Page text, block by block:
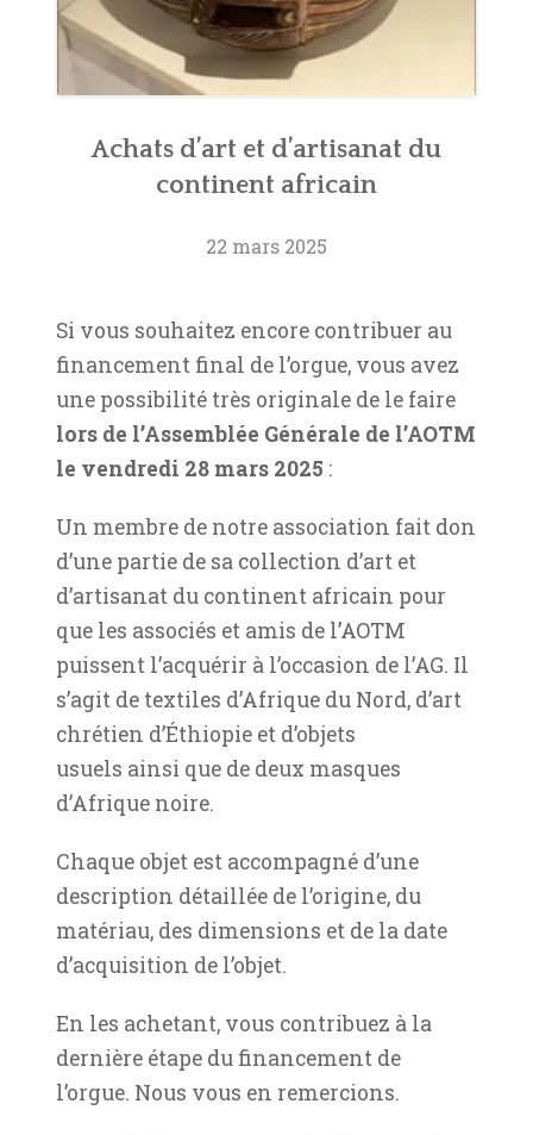
Achats d’art et d’artisanat du
continent africain
22 mars 2025
Si vous souhaitez encore contribuer au
financement final de l’orgue, vous avez
une possibilité très originale de le faire
lors de l’Assemblée Générale de l’AOTM
le vendredi 28 mars 2025 :
Un membre de notre association fait don
d’une partie de sa collection d’art et
d’artisanat du continent africain pour
que les associés et amis de l’AOTM
puissent l’acquérir à l’occasion de l’AG. Il
s’agit de textiles d’Afrique du Nord, d’art
chrétien d’Éthiopie et d’objets
usuels ainsi que de deux masques
d’Afrique noire.
Chaque objet est accompagné d’une
description détaillée de l’origine, du
matériau, des dimensions et de la date
d’acquisition de l’objet.
En les achetant, vous contribuez à la
dernière étape du financement de
l’orgue. Nous vous en remercions.